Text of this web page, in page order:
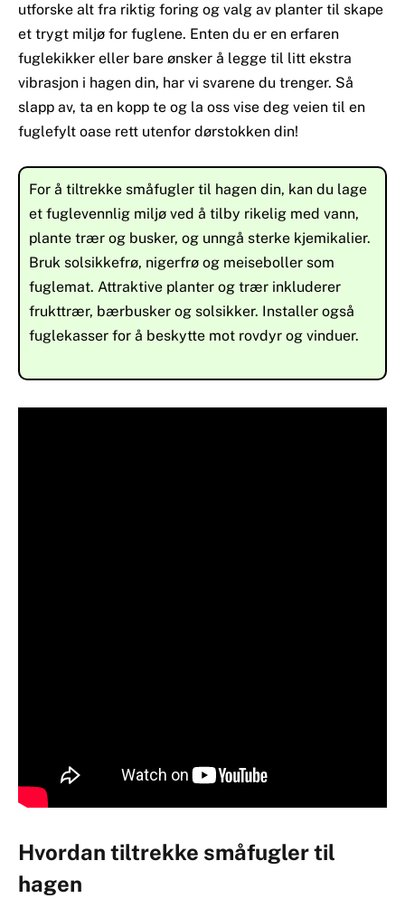
utforske alt fra riktig foring og valg av planter til skape
et trygt miljø for fuglene. Enten du er en erfaren
fuglekikker eller bare ønsker å legge til litt ekstra
vibrasjon i hagen din, har vi svarene du trenger. Så
slapp av, ta en kopp te og la oss vise deg veien til en
fuglefylt oase rett utenfor dørstokken din!
For å tiltrekke småfugler til hagen din, kan du lage
et fuglevennlig miljø ved å tilby rikelig med vann,
plante trær og busker, og unngå sterke kjemikalier.
Bruk solsikkefrø, nigerfrø og meiseboller som
fuglemat. Attraktive planter og trær inkluderer
frukttrær, bærbusker og solsikker. Installer også
fuglekasser for å beskytte mot rovdyr og vinduer.
Hvordan tiltrekke småfugler til
hagen